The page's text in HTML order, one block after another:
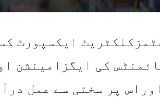
ایکسپورٹ
کی ایگزامینشن
پر سختی سے عمل